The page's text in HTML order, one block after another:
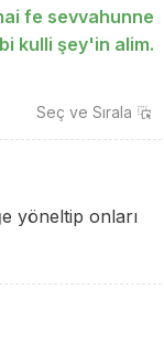
fe sevvahunne
kulli şey'in alim.
Seç ve Sırala
yöneltip onları